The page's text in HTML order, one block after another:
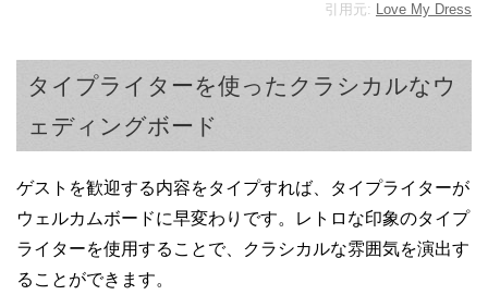
引用元: Love My Dress
タイプライターを使ったクラシカルなウ
ェディングボード
ゲストを歓迎する内容をタイプすれば、タイプライターが
ウェルカムボードに早変わりです。レトロな印象のタイプ
ライターを使用することで、クラシカルな雰囲気を演出す
ることができます。